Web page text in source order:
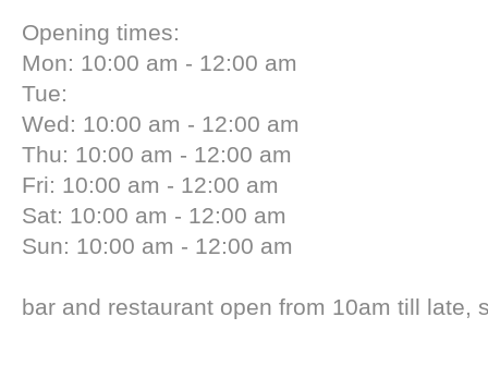
Opening times:
Mon: 10:00 am - 12:00 am
Tue:
Wed: 10:00 am - 12:00 am
Thu: 10:00 am - 12:00 am
Fri: 10:00 am - 12:00 am
Sat: 10:00 am - 12:00 am
Sun: 10:00 am - 12:00 am
bar and restaurant open from 10am till late,